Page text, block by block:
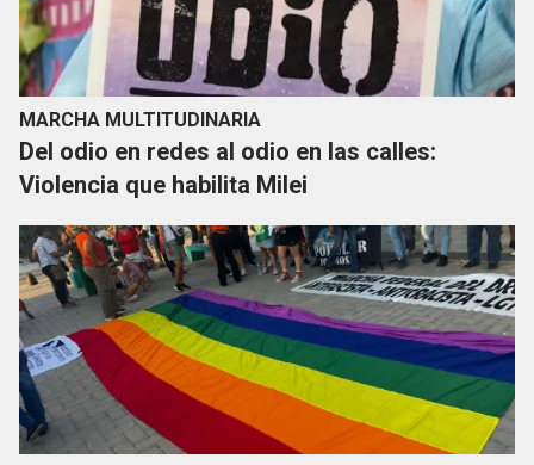
MARCHA MULTITUDINARIA
Del odio en redes al odio en las calles:
Violencia que habilita Milei